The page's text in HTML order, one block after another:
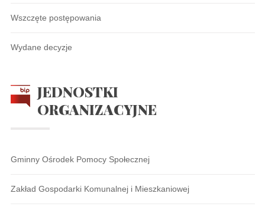
Wszczęte postępowania
Wydane decyzje
JEDNOSTKI
ORGANIZACYJNE
Gminny Ośrodek Pomocy Społecznej
Zakład Gospodarki Komunalnej i Mieszkaniowej